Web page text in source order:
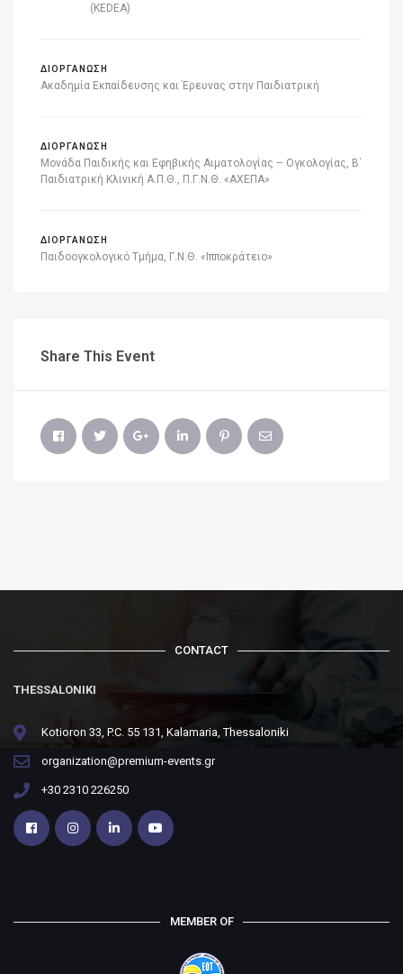
(KEDEA)
ΔΙΟΡΓΑΝΩΣΗ
Ακαδημία Εκπαίδευσης και Έρευνας στην Παιδιατρική
ΔΙΟΡΓΑΝΩΣΗ
Μονάδα Παιδικής και Εφηβικής Αιματολογίας – Ογκολογίας, Β΄
Παιδιατρική Κλινική Α.Π.Θ., Π.Γ.Ν.Θ. «ΑΧΕΠΑ»
ΔΙΟΡΓΑΝΩΣΗ
Παιδοογκολογικό Τμήμα, Γ.Ν.Θ. «Ιπποκράτειο»
Share This Event
CONTACT
THESSALONIKI
Kotioron 33, P.C. 55 131, Kalamaria, Thessaloniki
organization@premium-events.gr
+30 2310 226250
MEMBER OF